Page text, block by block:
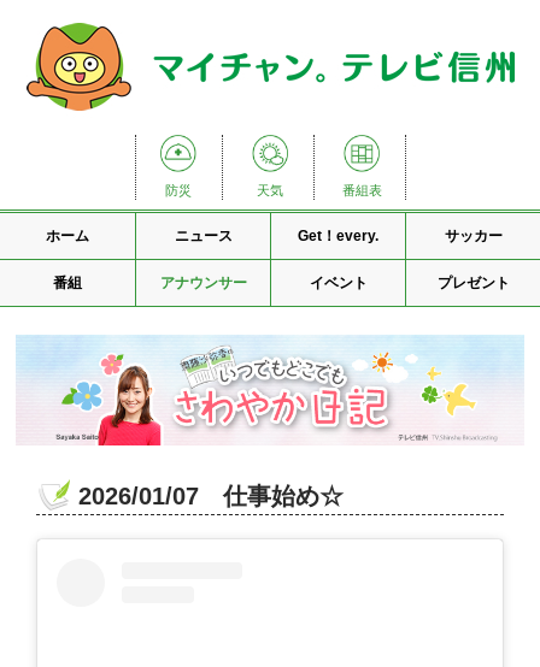
防災 天気 番組表
ホーム ニュース Get！every. サッカー
番組 アナウンサー イベント プレゼント
2026/01/07 仕事始め☆